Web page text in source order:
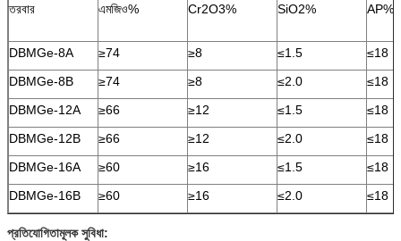
তরবার এমজিও% Cr2O3% SiO2% AP%
DBMGe-8A ≥74 ≥8 ≤1.5
≤18
DBMGe-8B
≥74 ≥8 ≤2.0
≤18
DBMGe-12A
≥66 ≥12 ≤1.5
≤18
DBMGe-12B
≥66 ≥12 ≤2.0
≤18
DBMGe-16A
≥60 ≥16 ≤1.5
≤18
DBMGe-16B
≥60 ≥16 ≤2.0 ≤18
প্রতিযোগিতামূলক সুবিধা: